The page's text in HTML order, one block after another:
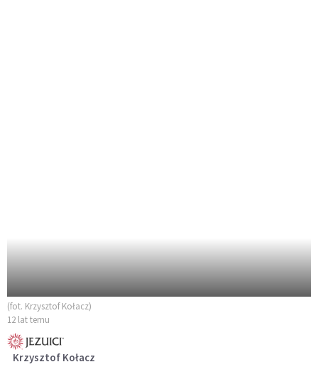
(fot. Krzysztof Kołacz)
12 lat temu
Krzysztof Kołacz